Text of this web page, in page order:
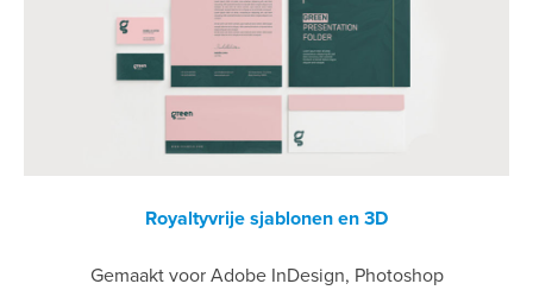
Royaltyvrije sjablonen en 3D
Gemaakt voor Adobe InDesign, Photoshop